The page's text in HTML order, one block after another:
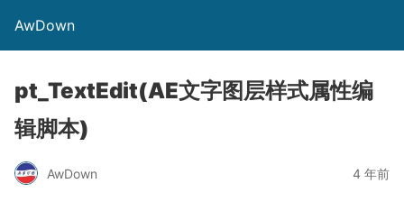
AwDown
pt_TextEdit(AE文字图层样式属性编
辑脚本)
AwDown 4 年前